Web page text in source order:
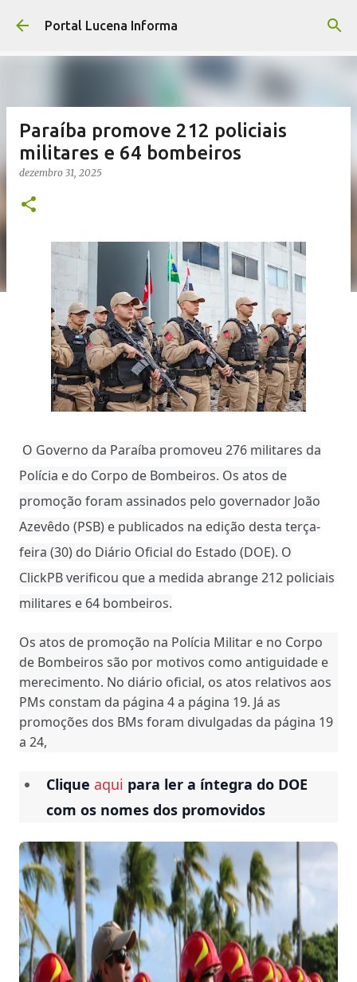
Pular para o conteúdo principal
Portal Lucena Informa
Paraíba promove 212 policiais
militares e 64 bombeiros
dezembro 31, 2025
O Governo da Paraíba promoveu 276 militares da
Polícia e do Corpo de Bombeiros. Os atos de
promoção foram assinados pelo governador João
Azevêdo (PSB) e publicados na edição desta terça-
feira (30) do Diário Oficial do Estado (DOE). O
ClickPB verificou que a medida abrange 212 policiais
militares e 64 bombeiros.
Os atos de promoção na Polícia Militar e no Corpo
de Bombeiros são por motivos como antiguidade e
merecimento. No diário oficial, os atos relativos aos
PMs constam da página 4 a página 19. Já as
promoções dos BMs foram divulgadas da página 19
a 24,
Clique aqui para ler a íntegra do DOE
com os nomes dos promovidos